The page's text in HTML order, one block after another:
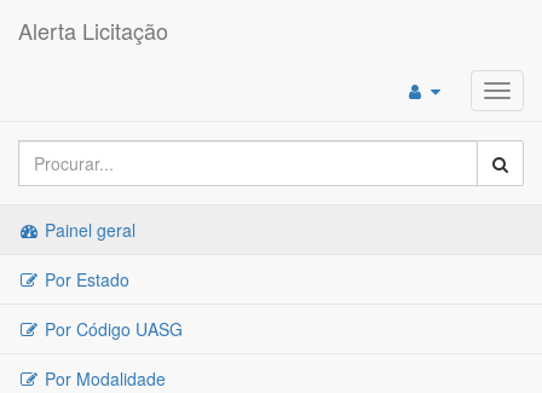
Alerta Licitação
Painel geral
Por Estado
Por Código UASG
Por Modalidade